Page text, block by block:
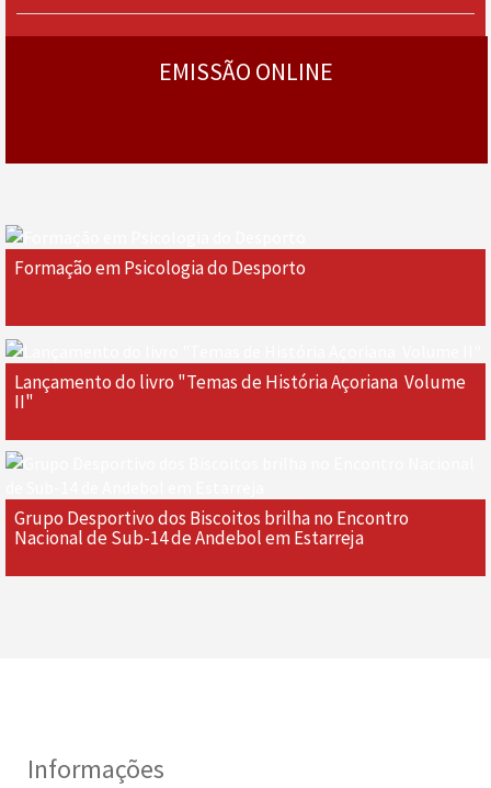
EMISSÃO ONLINE
Formação em Psicologia do Desporto
Lançamento do livro "Temas de História Açoriana  Volume
II"
Grupo Desportivo dos Biscoitos brilha no Encontro
Nacional de Sub-14 de Andebol em Estarreja
Informações